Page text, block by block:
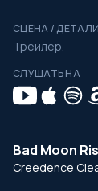
СЦЕНА / ДЕТАЛИ
Трейлер.
СЛУШАТЬ НА
Bad Moon
Creedence